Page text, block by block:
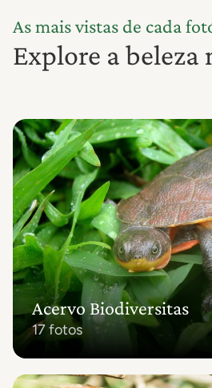
As mais vistas de cada
Explore a beleza
Acervo Biodiversitas
17 fotos